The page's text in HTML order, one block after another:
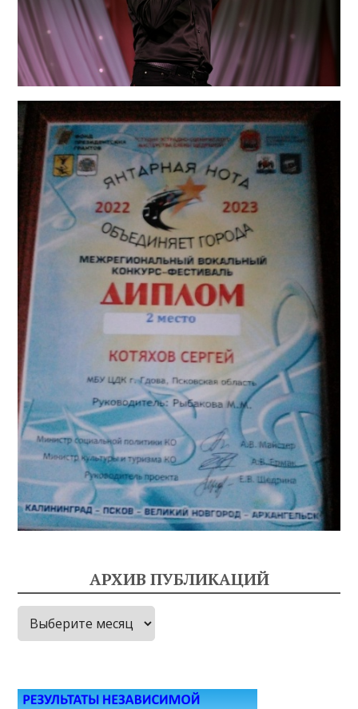
АРХИВ ПУБЛИКАЦИЙ
Архив
публикаций